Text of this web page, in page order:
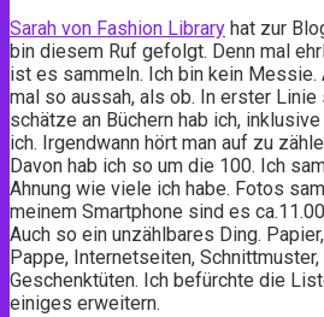
Sarah von Fashion Library hat zur
bin diesem Ruf gefolgt. Denn mal
ist es sammeln. Ich bin kein Messie.
mal so aussah, als ob. In erster Linie
schätze an Büchern hab ich,
ich. Irgendwann hört man auf zu
Davon hab ich so um die 100. Ich
Ahnung wie viele ich habe. Fotos
meinem Smartphone sind es
Auch so ein unzählbares Ding.
Pappe, Internetseiten,
Geschenktüten. Ich befürchte die
einiges erweitern.